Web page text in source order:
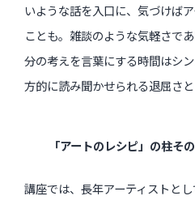
いような話を入口に、気づけば
ことも。雑談のような気軽さで
分の考えを言葉にする時間はシ
方的に読み聞かせられる退屈さと
「アートのレシピ」の柱
講座では、長年アーティストと